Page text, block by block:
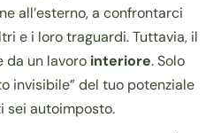
all’esterno, a confrontarci
e i loro traguardi. Tuttavia, il
da un lavoro interiore. Solo
invisibile” del tuo potenziale
sei autoimposto.